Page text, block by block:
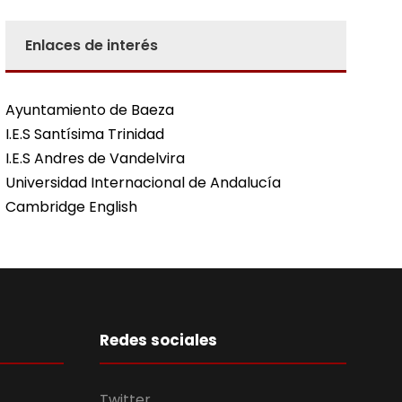
Enlaces de interés
Ayuntamiento de Baeza
I.E.S Santísima Trinidad
I.E.S Andres de Vandelvira
Universidad Internacional de Andalucía
Cambridge English
Redes sociales